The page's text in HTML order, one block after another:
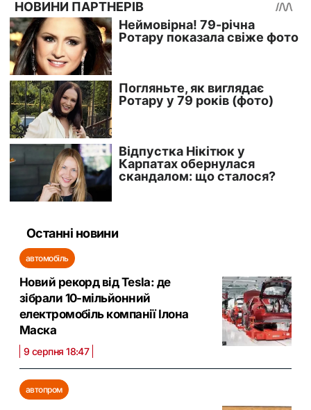
Останні новини
автомобіль
Новий рекорд від Tesla: де
зібрали 10-мільйонний
електромобіль компанії Ілона
Маска
9 серпня 18:47
автопром